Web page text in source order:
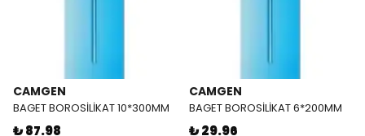
CAMGEN
BAGET BOROSİLİKAT 10*300MM
₺ 87.98
CAMGEN
BAGET BOROSİLİKAT 6*200MM
₺ 29.96